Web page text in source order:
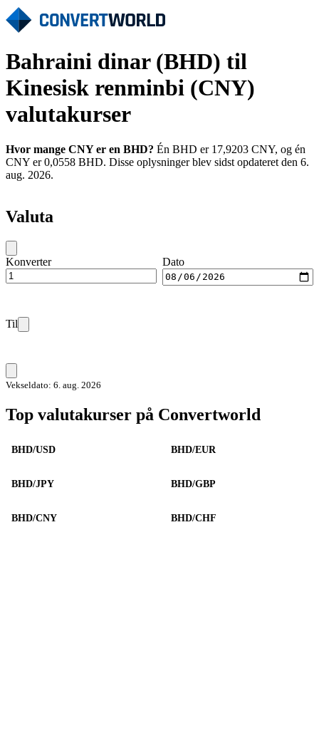
Bahraini dinar (BHD) til
Kinesisk renminbi (CNY)
valutakurser
Hvor mange CNY er en BHD? Én BHD er 17,9203 CNY, og én
CNY er 0,0558 BHD. Disse oplysninger blev sidst opdateret den 6.
aug. 2026.
Valuta
Konverter Dato
Til
Vekseldato: 6. aug. 2026
Top valutakurser på Convertworld
BHD/USD BHD/EUR
BHD/JPY BHD/GBP
BHD/CNY BHD/CHF